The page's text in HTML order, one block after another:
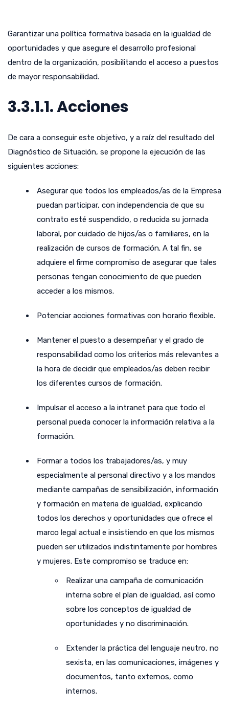
Garantizar una política formativa basada en la igualdad de
oportunidades y que asegure el desarrollo profesional
dentro de la organización, posibilitando el acceso a puestos
de mayor responsabilidad.
3.3.1.1. Acciones
De cara a conseguir este objetivo, y a raíz del resultado del
Diagnóstico de Situación, se propone la ejecución de las
siguientes acciones:
Asegurar que todos los empleados/as de la Empresa
puedan participar, con independencia de que su
contrato esté suspendido, o reducida su jornada
laboral, por cuidado de hijos/as o familiares, en la
realización de cursos de formación. A tal fin, se
adquiere el firme compromiso de asegurar que tales
personas tengan conocimiento de que pueden
acceder a los mismos.
Potenciar acciones formativas con horario flexible.
Mantener el puesto a desempeñar y el grado de
responsabilidad como los criterios más relevantes a
la hora de decidir que empleados/as deben recibir
los diferentes cursos de formación.
Impulsar el acceso a la intranet para que todo el
personal pueda conocer la información relativa a la
formación.
Formar a todos los trabajadores/as, y muy
especialmente al personal directivo y a los mandos
mediante campañas de sensibilización, información
y formación en materia de igualdad, explicando
todos los derechos y oportunidades que ofrece el
marco legal actual e insistiendo en que los mismos
pueden ser utilizados indistintamente por hombres
y mujeres. Este compromiso se traduce en:
Realizar una campaña de comunicación
interna sobre el plan de igualdad, así como
sobre los conceptos de igualdad de
oportunidades y no discriminación.
Extender la práctica del lenguaje neutro, no
sexista, en las comunicaciones, imágenes y
documentos, tanto externos, como
internos.